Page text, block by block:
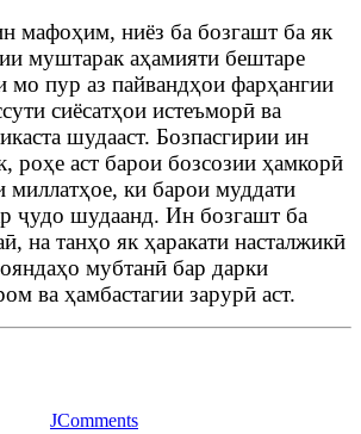
мафоҳим, ниёз ба бозгашт ба як
муштарак аҳамияти бештаре
мо пур аз пайвандҳои фарҳангии
сиёсатҳои истеъморӣ ва
шудааст. Бозпасгирии ин
роҳе аст барои бозсозии ҳамкорӣ
миллатҳое, ки барои муддати
ҷудо шудаанд. Ин бозгашт ба
на танҳо як ҳаракати насталжикӣ
мубтанӣ бар дарки
ва ҳамбастагии зарурӣ аст.
JComments